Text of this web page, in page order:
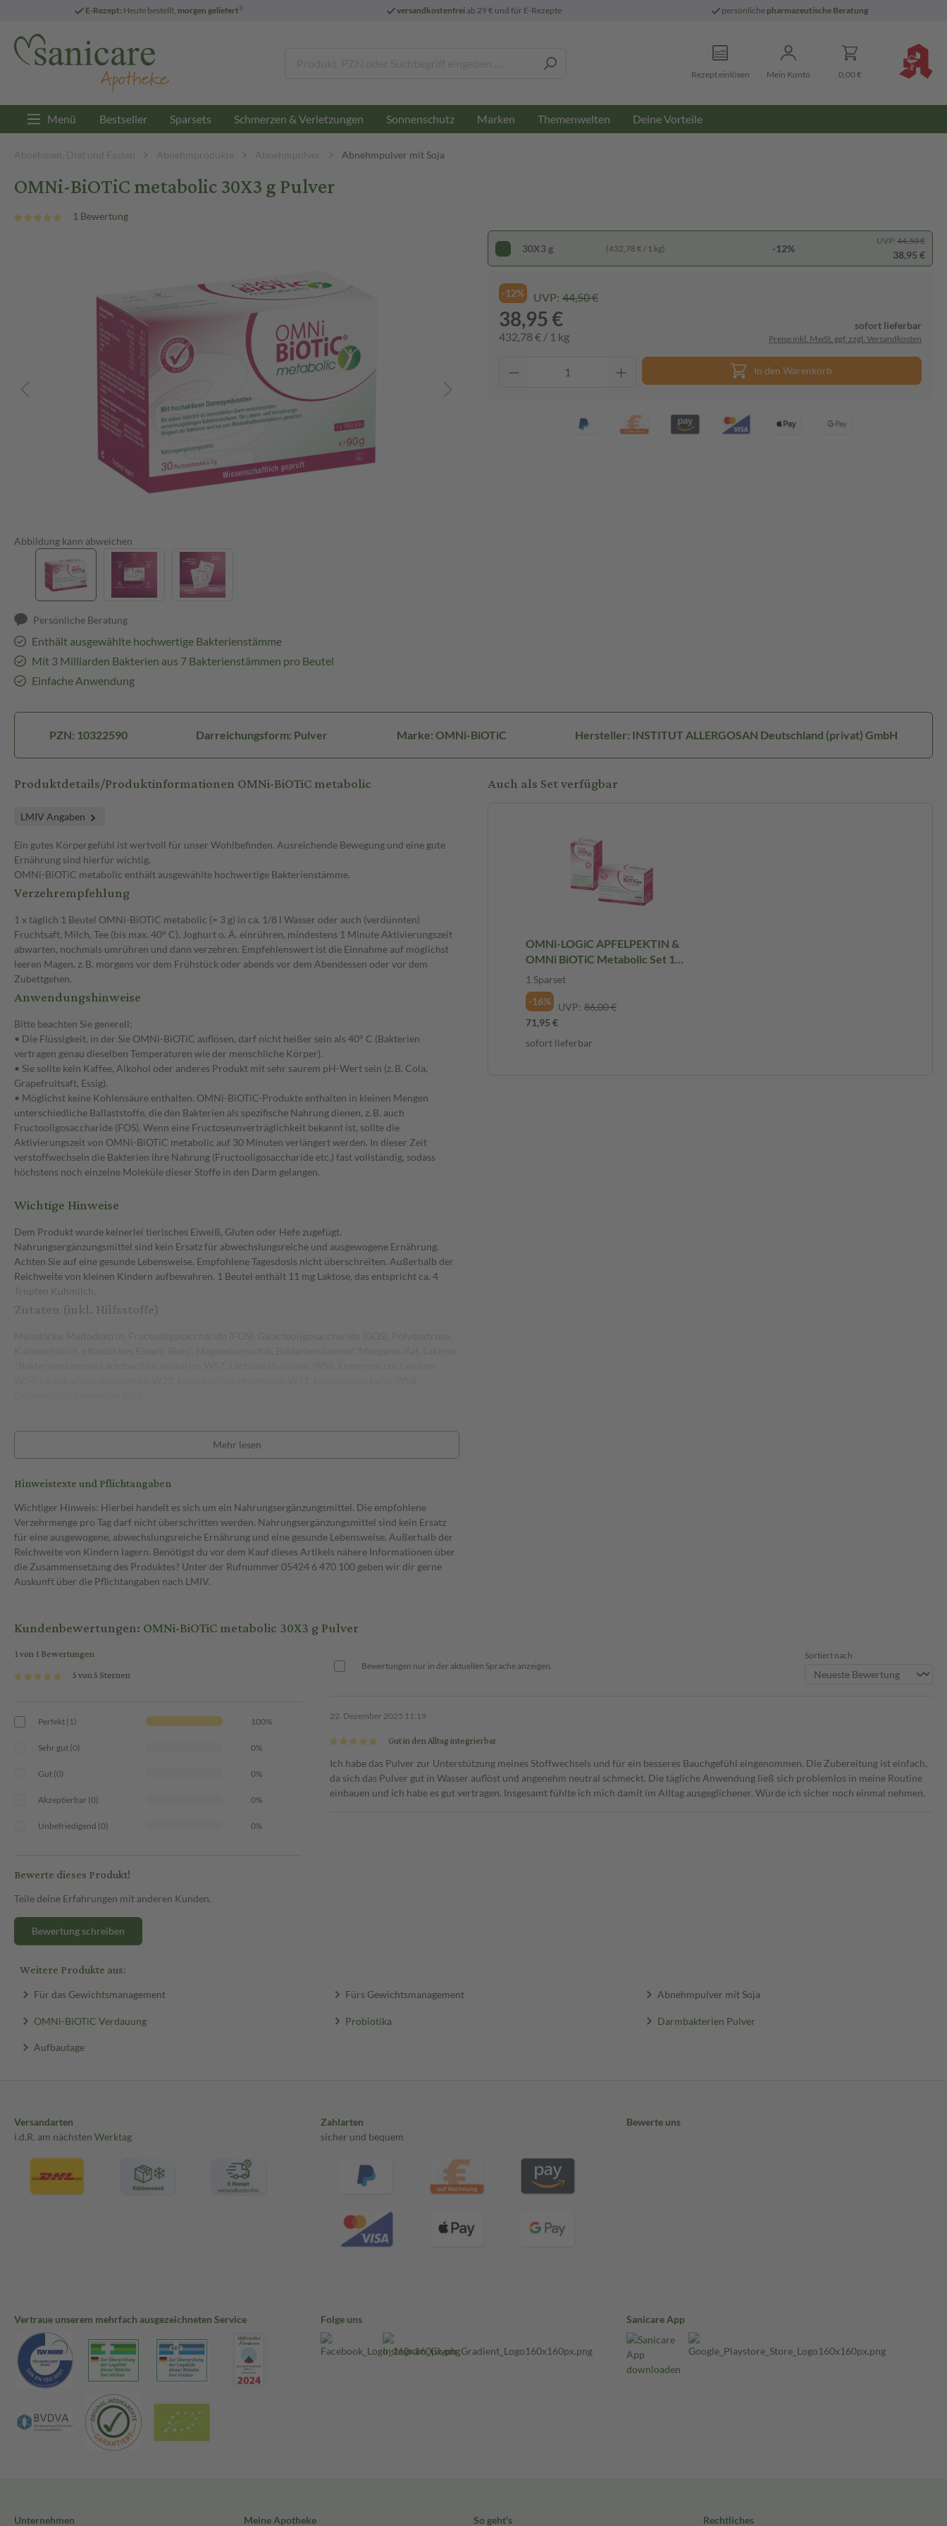
E-Rezept: Heute bestellt, morgen geliefert3 versandkostenfreiab 29 € und für E-Rezepte persönliche pharmazeutische Beratung
Rezept einlösen Mein Konto 0,00 €
Menü Bestseller Sparsets Schmerzen & Verletzungen Sonnenschutz Marken Themenwelten Deine Vorteile
Abnehmen, Diät und Fasten Abnehmprodukte Abnehmpulver Abnehmpulver mit Soja
OMNi-BiOTiC metabolic 30X3 g Pulver
1 Bewertung
Abbildung kann abweichen
Persönliche Beratung
Enthält ausgewählte hochwertige Bakterienstämme
Mit 3 Milliarden Bakterien aus 7 Bakterienstämmen pro Beutel
Einfache Anwendung
30X3 g (432,78 € / 1 kg) -12%
UVP: 44,50 €
38,95 €
-12% UVP: 44,50 €
38,95 €
432,78 € / 1 kg
sofort lieferbar
Preise inkl. MwSt. ggf. zzgl. Versandkosten
In den Warenkorb
PZN: 10322590 Darreichungsform: Pulver Marke: OMNi-BiOTiC Hersteller: INSTITUT ALLERGOSAN Deutschland (privat) GmbH
Produktdetails/Produktinformationen OMNi-BiOTiC metabolic
LMIV Angaben
Ein gutes Körpergefühl ist wertvoll für unser Wohlbefinden. Ausreichende Bewegung und eine gute
Ernährung sind hierfür wichtig.
OMNi-BiOTiC metabolic enthält ausgewählte hochwertige Bakterienstämme.
Verzehrempfehlung
1 x täglich 1 Beutel OMNi-BiOTiC metabolic (= 3 g) in ca. 1/8 l Wasser oder auch (verdünnten)
Fruchtsaft, Milch, Tee (bis max. 40° C), Joghurt o. Ä. einrühren, mindestens 1 Minute Aktivierungszeit
abwarten, nochmals umrühren und dann verzehren. Empfehlenswert ist die Einnahme auf möglichst
leeren Magen, z. B. morgens vor dem Frühstück oder abends vor dem Abendessen oder vor dem
Zubettgehen.
Anwendungshinweise
Bitte beachten Sie generell:
• Die Flüssigkeit, in der Sie OMNi-BiOTiC auflösen, darf nicht heißer sein als 40° C (Bakterien
vertragen genau dieselben Temperaturen wie der menschliche Körper).
• Sie sollte kein Kaffee, Alkohol oder anderes Produkt mit sehr saurem pH-Wert sein (z. B. Cola,
Grapefruitsaft, Essig).
• Möglichst keine Kohlensäure enthalten. OMNi-BiOTiC-Produkte enthalten in kleinen Mengen
unterschiedliche Ballaststoffe, die den Bakterien als spezifische Nahrung dienen, z. B. auch
Fructooligosaccharide (FOS). Wenn eine Fructoseunverträglichkeit bekannt ist, sollte die
Aktivierungszeit von OMNi-BiOTiC metabolic auf 30 Minuten verlängert werden. In dieser Zeit
verstoffwechseln die Bakterien ihre Nahrung (Fructooligosaccharide etc.) fast vollständig, sodass
höchstens noch einzelne Moleküle dieser Stoffe in den Darm gelangen.
Wichtige Hinweise
Dem Produkt wurde keinerlei tierisches Eiweiß, Gluten oder Hefe zugefügt.
Nahrungsergänzungsmittel sind kein Ersatz für abwechslungsreiche und ausgewogene Ernährung.
Achten Sie auf eine gesunde Lebensweise. Empfohlene Tagesdosis nicht überschreiten. Außerhalb der
Reichweite von kleinen Kindern aufbewahren. 1 Beutel enthält 11 mg Laktose, das entspricht ca. 4
Tropfen Kuhmilch.
Zutaten (inkl. Hilfsstoffe)
Mehr lesen
Hinweistexte und Pflichtangaben
Wichtiger Hinweis: Hierbei handelt es sich um ein Nahrungsergänzungsmittel. Die empfohlene
Verzehrmenge pro Tag darf nicht überschritten werden. Nahrungsergänzungsmittel sind kein Ersatz
für eine ausgewogene, abwechslungsreiche Ernährung und eine gesunde Lebensweise. Außerhalb der
Reichweite von Kindern lagern. Benötigst du vor dem Kauf dieses Artikels nähere Informationen über
die Zusammensetzung des Produktes? Unter der Rufnummer 05424 6 470 100 geben wir dir gerne
Auskunft über die Pflichtangaben nach LMIV.
Auch als Set verfügbar
OMNi-LOGiC APFELPEKTIN &
OMNi BiOTiC Metabolic Set 1
Sparset
1 Sparset
-16%
UVP: 86,00 €
71,95 €
sofort lieferbar
Kundenbewertungen: OMNi-BiOTiC metabolic 30X3 g Pulver
1 von 1 Bewertungen
5 von 5 Sternen
Perfekt (1) 100%
Sehr gut (0) 0%
Gut (0) 0%
Akzeptierbar (0) 0%
Unbefriedigend (0) 0%
Bewerte dieses Produkt!
Teile deine Erfahrungen mit anderen Kunden.
Bewertung schreiben
Bewertungen nur in der aktuellen Sprache anzeigen.
Sortiert nach
22. Dezember 2025 11:19
Gut in den Alltag integrierbar
Ich habe das Pulver zur Unterstützung meines Stoffwechsels und für ein besseres Bauchgefühl eingenommen. Die Zubereitung ist einfach,
da sich das Pulver gut in Wasser auflöst und angenehm neutral schmeckt. Die tägliche Anwendung ließ sich problemlos in meine Routine
einbauen und ich habe es gut vertragen. Insgesamt fühlte ich mich damit im Alltag ausgeglichener. Würde ich sicher noch einmal nehmen.
Weitere Produkte aus:
Für das Gewichtsmanagement Fürs Gewichtsmanagement Abnehmpulver mit Soja
OMNi-BiOTiC Verdauung Probiotika Darmbakterien Pulver
Aufbautage
Versandarten
i.d.R. am nächsten Werktag
Zahlarten
sicher und bequem
Bewerte uns
Vertraue unserem mehrfach ausgezeichneten Service Folge uns Sanicare App
Unternehmen Meine Apotheke So geht's Rechtliches